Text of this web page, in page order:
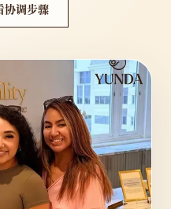
协调步骤